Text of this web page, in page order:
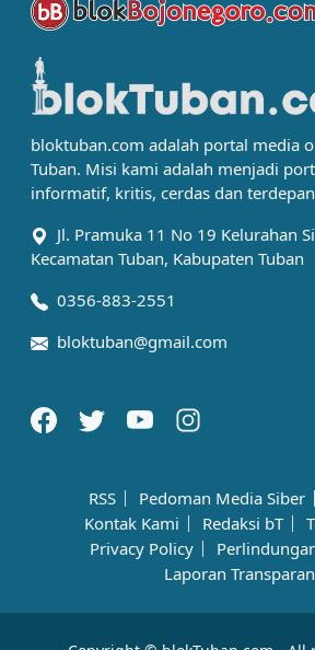
bloktuban.com adalah portal media
Tuban. Misi kami adalah menjadi
informatif, kritis, cerdas dan
Jl. Pramuka 11 No 19 Kelurahan
Kecamatan Tuban, Kabupaten Tuban
0356-883-2551
bloktuban@gmail.com
RSS Pedoman Media Siber
Kontak Kami
Redaksi bT
Privacy Policy
Laporan